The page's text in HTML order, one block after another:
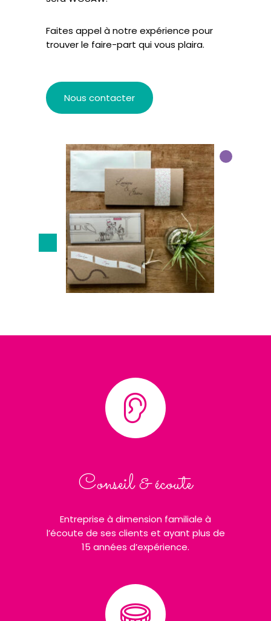
Faites appel à notre expérience pour
trouver le faire-part qui vous plaira.
Nous contacter
Conseil & écoute
Entreprise à dimension familiale à
l’écoute de ses clients et ayant plus de
15 années d’expérience.